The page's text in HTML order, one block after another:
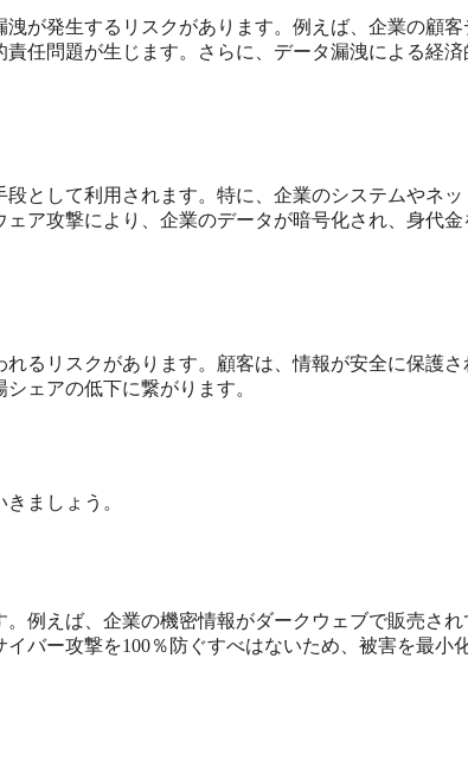
が発生するリスクがあります。例えば、企業の顧
任問題が生じます。さらに、データ漏洩による経
として利用されます。特に、企業のシステムやネッ
ア攻撃により、企業のデータが暗号化され、身代
るリスクがあります。顧客は、情報が安全に保護
ェアの低下に繋がります。
ましょう。
例えば、企業の機密情報がダークウェブで販売さ
バー攻撃を100％防ぐすべはないため、被害を最小